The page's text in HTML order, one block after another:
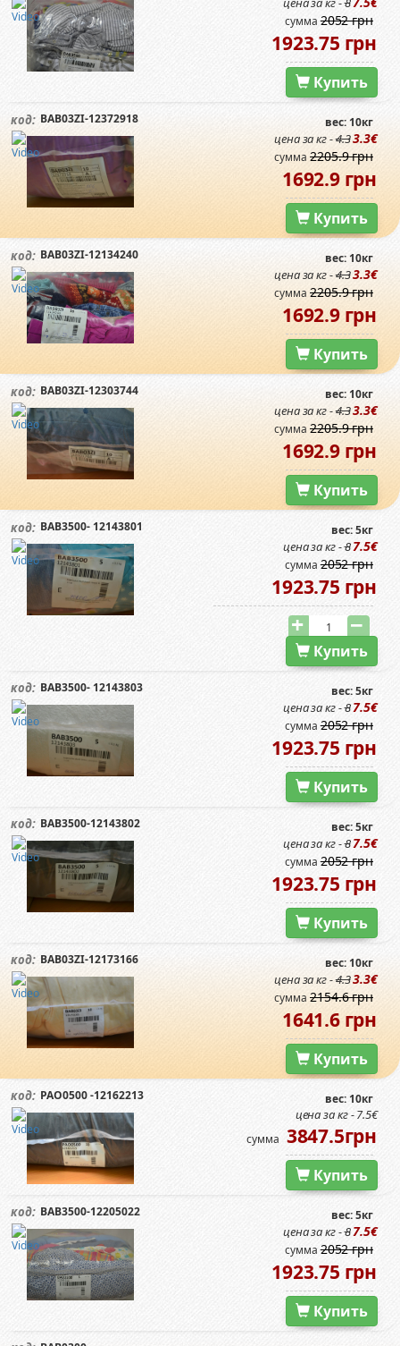
сумма2052 грн
1923.75 грн
Купить
код: BAB03ZI-12372918 вес: 10кг
цена за кг -4.33.3€
сумма 2205.9 грн
1692.9 грн
Купить
код: BAB03ZI-12134240 вес: 10кг
цена за кг -4.33.3€
сумма 2205.9 грн
1692.9 грн
Купить
код: BAB03ZI-12303744 вес: 10кг
цена за кг -4.33.3€
сумма 2205.9 грн
1692.9 грн
Купить
код: BAB3500- 12143801 вес: 5кг
цена за кг -87.5€
сумма2052 грн
1923.75 грн
Купить
код: BAB3500- 12143803 вес: 5кг
цена за кг -87.5€
сумма2052 грн
1923.75 грн
Купить
код: BAB3500-12143802 вес: 5кг
цена за кг -87.5€
сумма2052 грн
1923.75 грн
Купить
код: BAB03ZI-12173166 вес: 10кг
цена за кг -4.33.3€
сумма 2154.6 грн
1641.6 грн
Купить
код: PAO0500 -12162213 вес: 10кг
цена за кг - 7.5€
сумма 3847.5грн
Купить
код: BAB3500-12205022 вес: 5кг
цена за кг -87.5€
сумма2052 грн
1923.75 грн
Купить